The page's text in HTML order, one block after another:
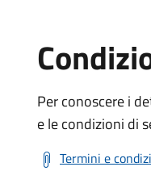
Per conoscere i
e le condizioni di
Termini e